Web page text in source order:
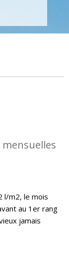
l/m2, le mois
au 1er rang
jamais